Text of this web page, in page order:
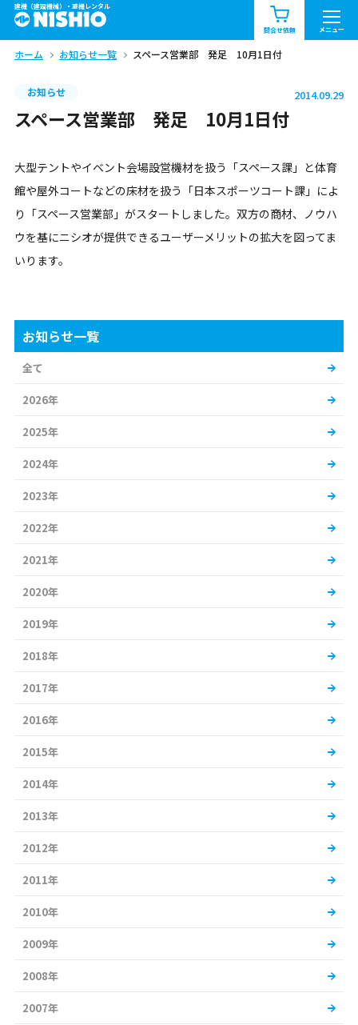
建機（建設機械）・重機レンタル
問合せ依頼 メニュー
商品一覧 お知らせ一覧
問合せ依頼リスト お問合せ
北海道 東北 関東
中部 関西 中国・四国
九州・沖縄（外部）
ホーム お知らせ一覧 スペース営業部 発足 10月1日付
お知らせ 2014.09.29
スペース営業部 発足 10月1日付
大型テントやイベント会場設営機材を扱う「スペース課」と体育
館や屋外コートなどの床材を扱う「日本スポーツコート課」によ
り「スペース営業部」がスタートしました。双方の商材、ノウハ
ウを基にニシオが提供できるユーザーメリットの拡大を図ってま
いります。
お知らせ一覧
全て
2026年
2025年
2024年
2023年
2022年
2021年
2020年
2019年
2018年
2017年
2016年
2015年
2014年
2013年
2012年
2011年
2010年
2009年
2008年
2007年